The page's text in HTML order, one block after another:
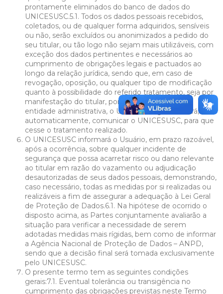
prontamente eliminados do banco de dados do
UNICESUSC.5.1. Todos os dados pessoais recebidos,
coletados, ou de qualquer forma adquiridos, sensíveis
ou não, serão excluídos ou anonimizados a pedido do
seu titular, ou tão logo não sejam mais utilizáveis, com
exceção dos dados pertinentes e necessários ao
cumprimento de obrigações legais e pactuados ao
longo da relação jurídica, sendo que, em caso de
revogação, oposição, ou qualquer tipo de modificação
quanto à possibilidade do referido tratamento, seja por
manifestação do titular, por órgão jurídico ou por
entidade administrativa, o Usuário atingido deverá,
automaticamente, comunicar o UNICESUSC, para que
cesse o tratamento realizado.
O UNICESUSC informará o Usuário, em prazo razoável,
após a ocorrência, sobre qualquer incidente de
segurança que possa acarretar risco ou dano relevante
ao titular em razão do vazamento ou adjudicação
desautorizadas de seus dados pessoais, demonstrando,
caso necessário, todas as medidas por si realizadas ou
realizáveis a fim de assegurar a adequação à Lei Geral
de Proteção de Dados.6.1. Na hipótese de ocorrido o
disposto acima, as Partes conjuntamente avaliarão a
situação para verificar a necessidade de serem
adotadas medidas mais rígidas, bem como de informar
a Agência Nacional de Proteção de Dados – ANPD,
sendo que a decisão final será tomada exclusivamente
pelo UNICESUSC.
O presente termo tem as seguintes condições
gerais:7.1. Eventual tolerância ou transigência no
cumprimento das obrigações previstas neste Termo